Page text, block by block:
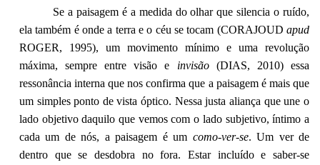
Se a paisagem é a medida do olhar que silencia o ruído,
ela também é onde a terra e o céu se tocam (CORAJOUD apud
ROGER, 1995), um movimento mínimo e uma revolução
máxima, sempre entre visão e invisão(DIAS, 2010) essa
ressonância interna que nos confirma que a paisagem é mais que
um simples ponto de vista óptico. Nessa justa aliança que une o
lado objetivo daquilo que vemos com o lado subjetivo, íntimo a
cada um de nós, a paisagem é um como-ver-se. Um ver de
dentro que se desdobra no fora. Estar incluído e saber-se